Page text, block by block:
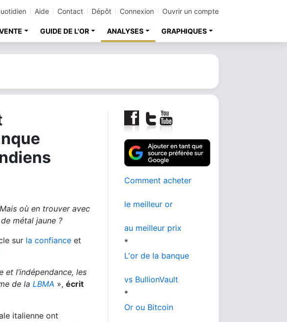
Aide Contact Dépôt Connexion Ouvrir un compte
GUIDE DE L'OR ANALYSES GRAPHIQUES
Mais où en trouver avec
métal jaune ?
sur la confiance et
et l’indépendance, les
de la LBMA », écrit
italienne ont
Comment acheter
le meilleur or
au meilleur prix
*
L'or de la banque
vs BullionVault
*
Or ou Bitcoin